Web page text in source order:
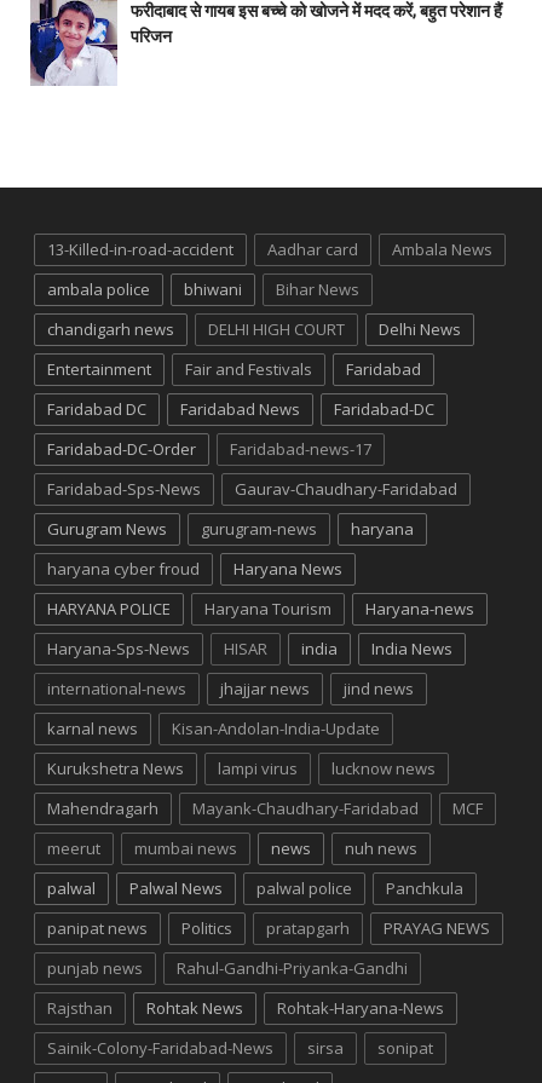
फरीदाबाद से गायब इस बच्चे को खोजने में मदद करें, बहुत परेशान हैं
परिजन
13-Killed-in-road-accident Aadhar card
Ambala News
ambala police
bhiwani
Bihar News
chandigarh news
DELHI HIGH COURT
Delhi News
Entertainment
Fair and Festivals
Faridabad
Faridabad DC
Faridabad News
Faridabad-DC
Faridabad-DC-Order
Faridabad-news-17
Faridabad-Sps-News
Gaurav-Chaudhary-Faridabad
Gurugram News
gurugram-news
haryana
haryana cyber froud
Haryana News
HARYANA POLICE
Haryana Tourism
Haryana-news
Haryana-Sps-News
HISAR india
India News
international-news
jhajjar news
jind news
karnal news
Kisan-Andolan-India-Update
Kurukshetra News
lampi virus
lucknow news
Mahendragarh
Mayank-Chaudhary-Faridabad
MCF
meerut
mumbai news news
nuh news
palwal
Palwal News palwal police
Panchkula
panipat news
Politics pratapgarh
PRAYAG NEWS
punjab news
Rahul-Gandhi-Priyanka-Gandhi
Rajsthan
Rohtak News
Rohtak-Haryana-News
Sainik-Colony-Faridabad-News
sirsa
sonipat